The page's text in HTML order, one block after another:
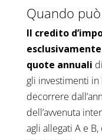
Quando
Il credito
quote annuali
gli investimenti
decorrere
dell’avvenuta
agli allegati A e